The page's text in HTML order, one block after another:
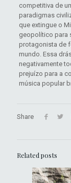
competitiva de
paradigmas
que extingue o
geopolítico para
protagonista de
mundo. Essa
negativamente
prejuízo para a
música popular
Share
Related posts